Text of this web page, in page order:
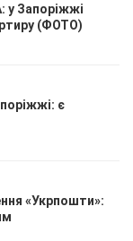
у Запоріжжі
(ФОТО)
є
«Укрпошти»: